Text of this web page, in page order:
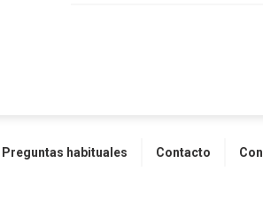
Preguntas habituales Contacto